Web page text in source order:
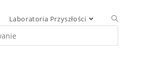
Laboratoria Przyszłości